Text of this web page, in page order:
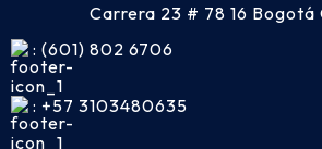
Carrera 23 # 78 16 Bogotá
: (601) 802 6706
: +57 3103480635